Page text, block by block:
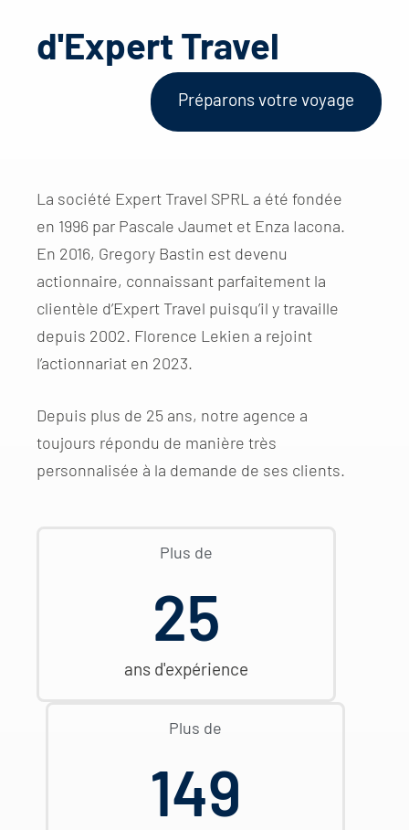
d'Expert Travel
Préparons votre voyage
La société Expert Travel SPRL a été fondée
en 1996 par Pascale Jaumet et Enza Iacona.
En 2016, Gregory Bastin est devenu
actionnaire, connaissant parfaitement la
clientèle d’Expert Travel puisqu’il y travaille
depuis 2002. Florence Lekien a rejoint
l’actionnariat en 2023.
Depuis plus de 25 ans, notre agence a
toujours répondu de manière très
personnalisée à la demande de ses clients.
Plus de
ans d'expérience
25
Plus de
150